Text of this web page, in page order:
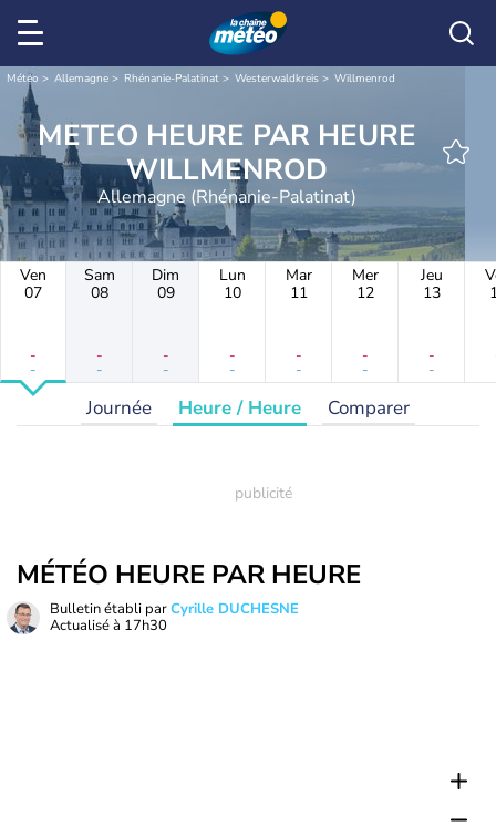
Météo Allemagne Rhénanie-Palatinat Westerwaldkreis Willmenrod
METEO HEURE PAR HEURE
WILLMENROD
Allemagne (Rhénanie-Palatinat)
Ven
07
-
-
Sam
08
-
-
Dim
09
-
-
Lun
10
-
-
Mar
11
-
-
Mer
12
-
-
Jeu
13
-
-
Journée Heure / Heure Comparer
MÉTÉO HEURE PAR HEURE
Bulletin établi parCyrille DUCHESNE
Actualisé à 17h30